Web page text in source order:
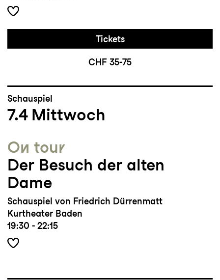
Tickets
CHF 35-75
Schauspiel
7.4 Mittwoch
On tour
Der Besuch der alten
Dame
Schauspiel von Friedrich Dürrenmatt
Kurtheater Baden
19:30 - 22:15